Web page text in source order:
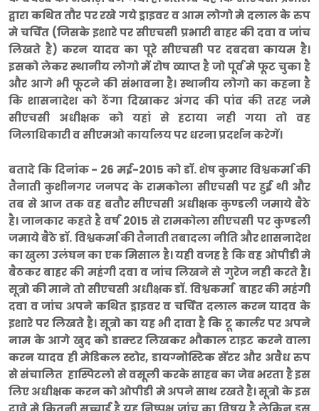
द्वारा कथित तौर पर रखे गये ड्राइवर व आम लोगो मे दलाल के रुप
मे चर्चित (जिसके इशारे पर सीएचसी प्रभारी बाहर की दवा व जांच
लिखते है) करन यादव का पूरे सीएचसी पर दबदबा कायम है।
इसको लेकर स्थानीय लोगो में रोष व्याप्त है जो पूर्व मे फूट चुका है
और आगे भी फूटने की संभावना है। स्थानीय लोगो का कहना है
कि शासनादेश को ठेंगा दिखाकर अंगद की पांव की तरह जमे
सीएचसी अधीक्षक को यहां से हटाया नही गया तो वह
जिलाधिकारी व सीएमओ कार्यालय पर धरना प्रदर्शन करेगें।
बतादे कि दिनांक - 26 मई-2015 को डाॅ. शेष कुमार विश्वकर्मा की
तैनाती कुशीनगर जनपद के रामकोला सीएचसी पर हुई थी और
तब से आज तक वह बतौर सीएचसी अधीक्षक कुण्डली जमाये बैठे
है। जानकार कहते है वर्ष 2015 से रामकोला सीएचसी पर कुण्डली
जमाये बैठे डाॅ. विश्वकर्मा की तैनाती तबादला नीति और शासनादेश
का खुला उलंघन का एक मिसाल है। यही वजह है कि वह ओपीडी मे
बैठकर बाहर की महंगी दवा व जांच लिखने से गुरेज नही करते है।
सूत्रो की माने तो सीएचसी अधीक्षक डाॅ. विश्वकर्मा बाहर की महंगी
दवा व जांच अपने कथित ड्राइवर व चर्चित दलाल करन यादव के
इशारे पर लिखते है। सूत्रो का यह भी दावा है कि टू कार्लर पर अपने
नाम के आगे खुद को डाक्टर लिखकर भौकाल टाइट करने वाला
करन यादव ही मेडिकल स्टोर, डायग्नोस्टिक सेंटर और अवैध रुप
से संचालित हास्पिटलो से वसूली करके साहब का जेब भरता है इस
लिए अधीक्षक करन कोओपीडी मे अपने साथ रखते है। सूत्रो के इस